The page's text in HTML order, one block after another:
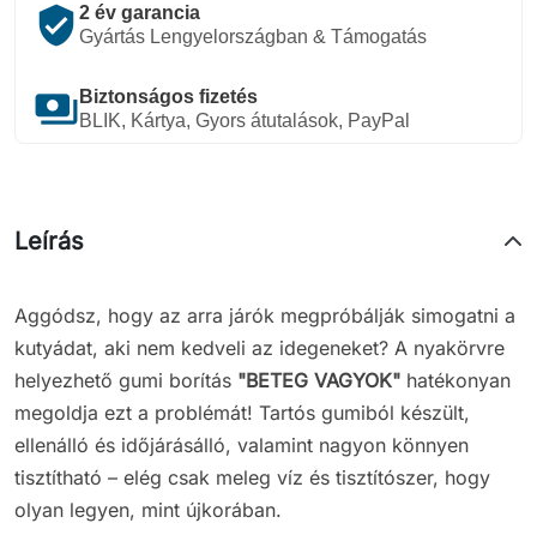
verified_user 2 év garancia
Gyártás Lengyelországban & Támogatás
payments Biztonságos fizetés
BLIK, Kártya, Gyors átutalások, PayPal
Leírás
Aggódsz, hogy az arra járók megpróbálják simogatni a
kutyádat, aki nem kedveli az idegeneket? A nyakörvre
helyezhető gumi borítás "BETEG VAGYOK" hatékonyan
megoldja ezt a problémát! Tartós gumiból készült,
ellenálló és időjárásálló, valamint nagyon könnyen
tisztítható – elég csak meleg víz és tisztítószer, hogy
olyan legyen, mint újkorában.